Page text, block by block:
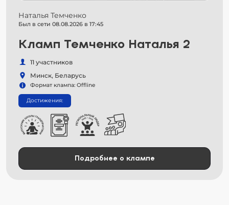
Наталья Темченко
Был в сети 08.08.2026 в 17:45
Кламп Темченко Наталья 2
11 участников
Минск, Беларусь
Формат клампа: Offline
Достижения:
Подробнее о клампе